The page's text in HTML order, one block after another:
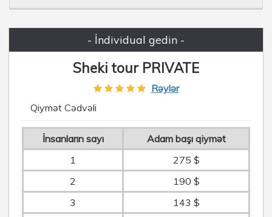
- İndividual gedin -
Sheki tour PRIVATE
Rəylər
Qiymət Cədvəli
İnsanların sayı
Adam başı qiymət
1
275 $
2
190 $
3
143 $